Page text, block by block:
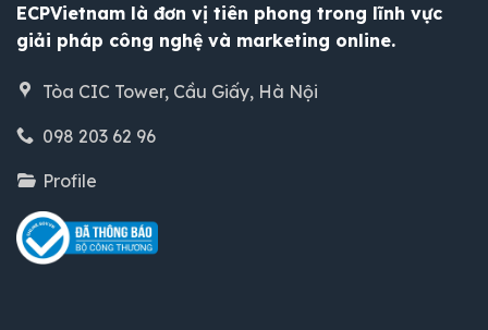
ECPVietnam là đơn vị tiên phong trong lĩnh vực
giải pháp công nghệ và marketing online.
Tòa CIC Tower, Cầu Giấy, Hà Nội
098 203 62 96
Profile